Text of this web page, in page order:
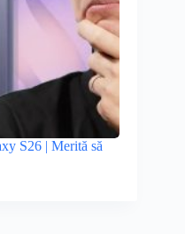
S26 | Merită să